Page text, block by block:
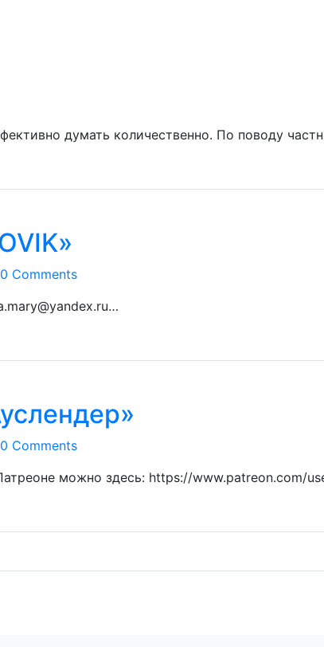
думать количественно. По поводу
0 Comments
0 Comments
можно здесь: https://www.patreon.com/